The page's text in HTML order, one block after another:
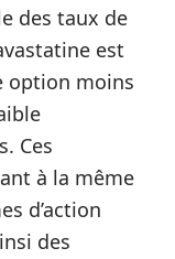
des taux de
est
option moins
Ces
à la même
d’action
des